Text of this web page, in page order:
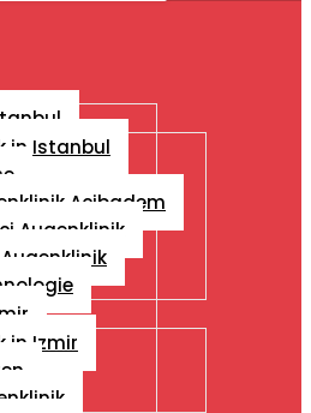
in Istanbul
Acibadem
Augenklinik
in Izmir